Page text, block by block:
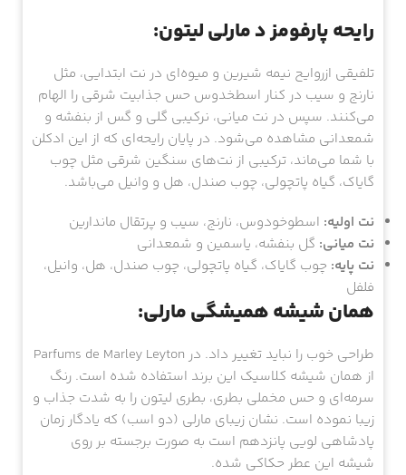
رایحه پارفومز د مارلی لیتون:
تلفیقی ازروایح نیمه شیرین و میوه‌ای در نت ابتدایی، مثل
نارنج و سیب در کنار اسطخدوس حس جذابیت شرقی را الهام
می‌کنند. سپس در نت میانی، نرکیبی گلی و گس از بنفشه و
شمعدانی مشاهده می‌شود. در پایان رایحه‌ای که از این ادکلن
با شما می‌ماند، ترکیبی از نت‌های سنگین شرقی مثل چوب
گایاک، گیاه پاتچولی، چوب صندل، هل و وانیل می‌باشد.
نت اولیه: اسطوخودوس، نارنج، سیب و پرتقال ماندارین
نت میانی: گل بنفشه، یاسمین و شمعدانی
نت پایه: چوب گایاک، گیاه پاتچولی، چوب صندل، هل، وانیل،
فلفل
همان شیشه همیشگی مارلی:
طراحی خوب را نباید تغییر داد. در Parfums de Marley Leyton
از همان شیشه کلاسیک این برند استفاده شده است. رنگ
سرمه‌ای و حس مخملی بطری، بطری لیتون را به شدت جذاب و
زیبا نموده است. نشان زیبای مارلی (دو اسب) که یادگار زمان
پادشاهی لویی پانزدهم است به صورت برجسته بر روی
شیشه این عطر حکاکی شده.